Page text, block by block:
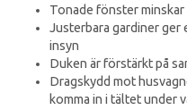
Tonade fönster minskar
Justerbara gardiner
insyn
Duken är förstärkt på
Dragskydd mot
komma in i tältet under